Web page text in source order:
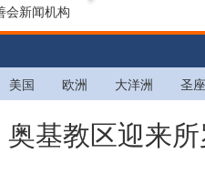
会新闻机构
美国 欧洲 大洋洲 圣
基教区迎来